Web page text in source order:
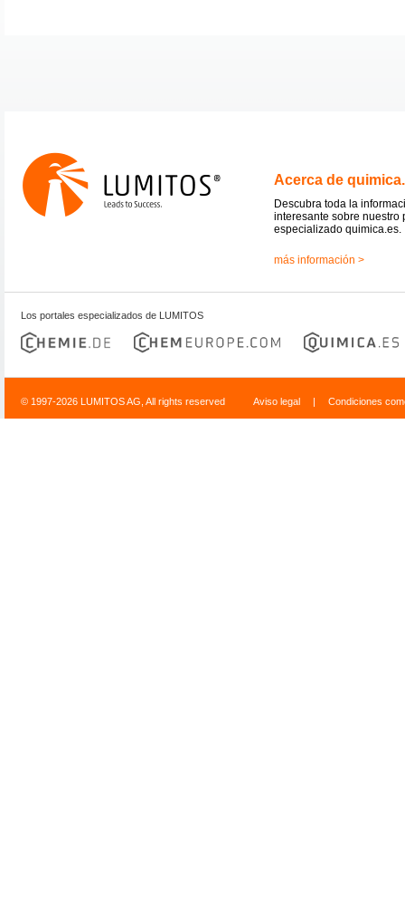
Acerca de
Descubra toda la
interesante sobre nuestro
especializado quimica.es.
más información >
Los portales especializados de LUMITOS
© 1997-2026 LUMITOS AG, All rights reserved Aviso legal | Condiciones